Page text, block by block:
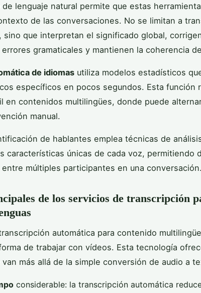
lenguaje natural permite que estas
de las conversaciones. No se limitan a
sino que interpretan el significado global,
gramaticales y mantienen la coherencia
de idiomas utiliza modelos estadísticos
específicos en pocos segundos. Esta función
en contenidos multilingües, donde puede
manual.
de hablantes emplea técnicas de
características únicas de cada voz, permitiendo
múltiples participantes en una conversación.
de los servicios de transcripción
automática para contenido
de trabajar con vídeos. Esta tecnología
más allá de la simple conversión de audio a
considerable: la transcripción automática